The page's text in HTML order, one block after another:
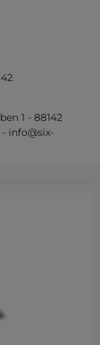
1 - 88142
- info@six-